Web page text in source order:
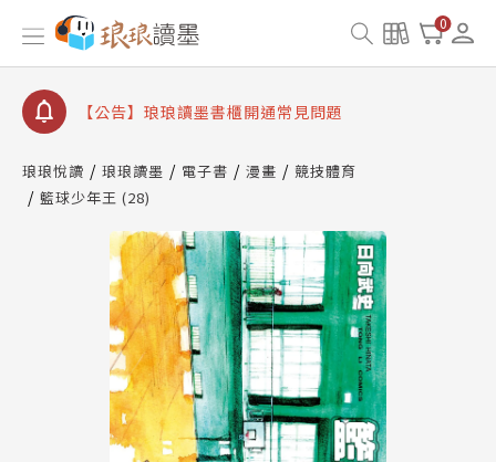
0
【公告】因 Readmoo 讀墨系統維護中，本站同步暫
停部分閱讀服務
【公告】琅琅讀墨數位閱讀資產合併與書櫃開通申請
【公告】琅琅讀墨書櫃開通常見問題
請圖文教學
【公告】琅琅書店服務升級重要說明及資產合併結果
查詢
【公告】因 Readmoo 讀墨系統維護中，本站同步暫
停部分閱讀服務
琅琅悅讀 琅琅讀墨 電子書 漫畫
競技體育
籃球少年王 (28)